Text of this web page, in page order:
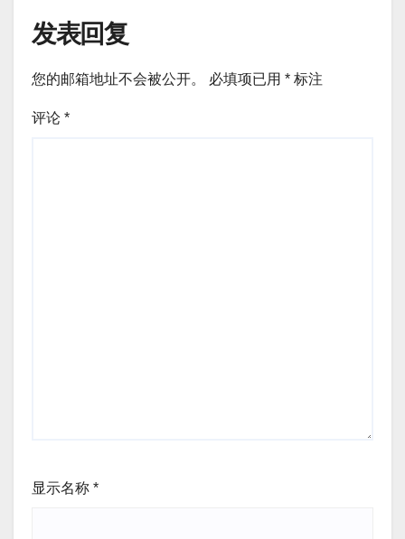
发表回复
您的邮箱地址不会被公开。 必填项已用 * 标注
评论 *
显示名称 *